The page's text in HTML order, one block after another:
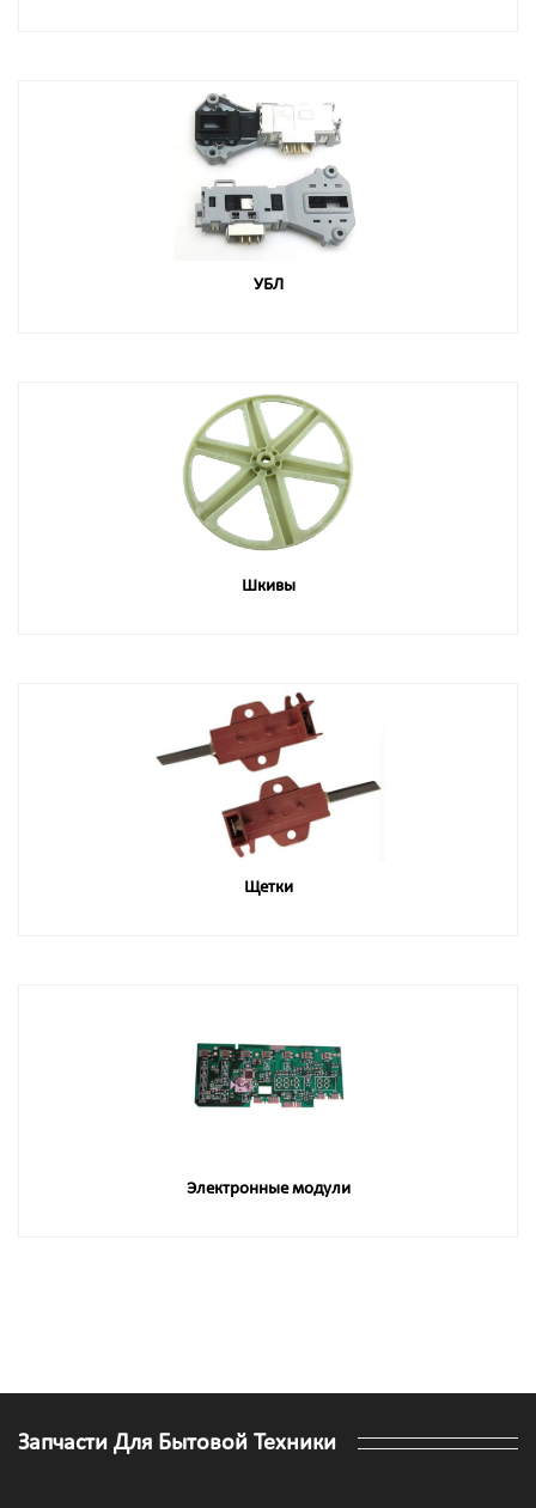
УБЛ
Шкивы
Щетки
Электронные модули
Запчасти Для Бытовой Техники